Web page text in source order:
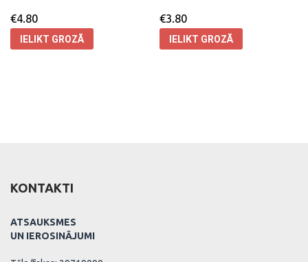
€4.80
IELIKT GROZĀ
€3.80
IELIKT GROZĀ
KONTAKTI
ATSAUKSMES
UN IEROSINĀJUMI